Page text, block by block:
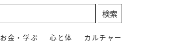
お金・学ぶ 心と体 カルチャー